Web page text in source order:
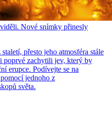
Nové snímky přinesly
přesto jeho atmosféra stále
poprvé zachytili jev, který by
erupce. Podívejte se na
jednoho z
světa.